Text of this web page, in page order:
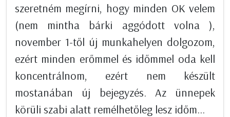
szeretném megírni, hogy minden OK velem
(nem mintha bárki aggódott volna ),
november 1-től új munkahelyen dolgozom,
ezért minden erőmmel és időmmel oda kell
koncentrálnom, ezért nem készült
mostanában új bejegyzés. Az ünnepek
körüli szabi alatt remélhetőleg lesz időm...